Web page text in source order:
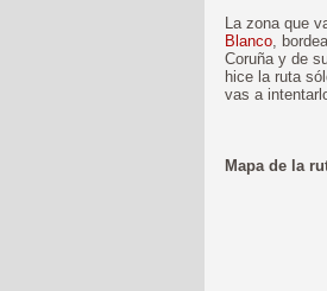
La zona que
Blanco,
Coruña y de
hice la ruta
vas a
Mapa de la